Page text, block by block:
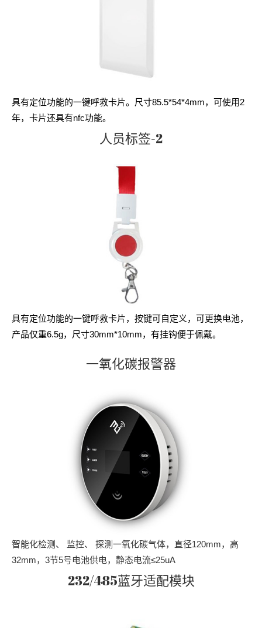
具有定位功能的一键呼救卡片。尺寸85.5*54*4mm，可使用2
年，卡片还具有nfc功能。
人员标签-2
具有定位功能的一键呼救卡片，按键可自定义，可更换电池，
产品仅重6.5g，尺寸30mm*10mm，有挂钩便于佩戴。
一氧化碳报警器
智能化检测、 监控、 探测一氧化碳气体，直径120mm，高
32mm，3节5号电池供电，静态电流≤25uA
232/485蓝牙适配模块